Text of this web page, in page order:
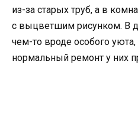
из-за старых труб, а в
с выцветшим рисунком. В
чем-то вроде особого
нормальный ремонт у них